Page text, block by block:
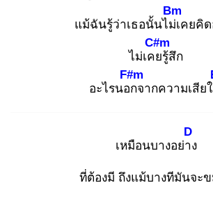
แม้ฉันรู้ว่าเธอนั้นไม่เ
Bm
คยคิด
ไม่เคย
C#m
รู้สึก
อะไรนอก
F#m
จากความเสีย
เหมือนบางอย่าง
D
ที่ต้องมี ถึงแม้บางทีมันจะ